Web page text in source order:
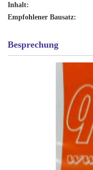
Inhalt:
Empfohlener Bausatz:
Besprechung